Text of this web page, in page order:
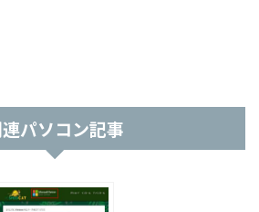
パソコン記事